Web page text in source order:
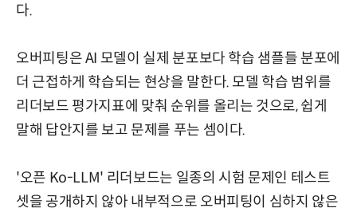
다.
오버피팅은 AI 모델이 실제 분포보다 학습 샘플들 분포에
더 근접하게 학습되는 현상을 말한다. 모델 학습 범위를
리더보드 평가지표에 맞춰 순위를 올리는 것으로, 쉽게
말해 답안지를 보고 문제를 푸는 셈이다.
'오픈 Ko-LLM' 리더보드는 일종의 시험 문제인 테스트
셋을 공개하지 않아 내부적으로 오버피팅이 심하지 않은